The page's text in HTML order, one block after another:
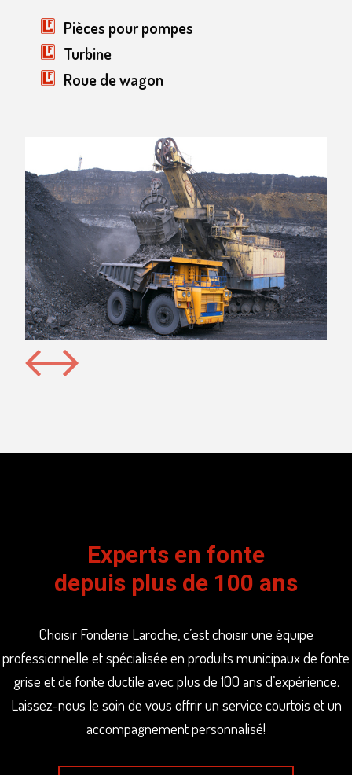
Pièces pour pompes
Turbine
Roue de wagon
Experts en fonte
depuis plus de 100 ans
Choisir Fonderie Laroche, c’est choisir une équipe
professionnelle et spécialisée en produits municipaux de fonte
grise et de fonte ductile avec plus de 100 ans d’expérience.
Laissez-nous le soin de vous offrir un service courtois et un
accompagnement personnalisé!